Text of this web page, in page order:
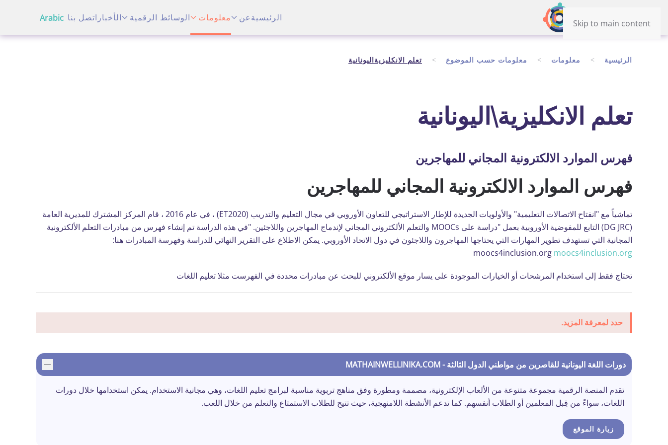
Skip to main content
الرئيسيةعن معلومات الوسائط الرقمية الأخبار اتصل بنا Arabic
الرئيسية معلومات معلومات حسب الموضوع تعلم الانكليزيةاليونانية
تعلم الانكليزية\اليونانية
فهرس الموارد الالكترونية المجاني للمهاجرين
فهرس الموارد الالكترونية المجاني للمهاجرين
تماشياً مع "انفتاح الاتصالات التعليمية" والأولويات الجديدة للإطار الاستراتيجي للتعاون الأوروبي في مجال التعليم والتدريب (ET2020) ، في عام 2016 ، قام المركز المشترك للمديرية العامة
(DG JRC) التابع للمفوضية الأوروبية بعمل "دراسة على MOOCs والتعلم الألكتروني المجاني لإندماج المهاجرين واللاجئين. "في هذه الدراسة تم إنشاء فهرس من مبادرات التعلم الألكترونية
المجانية التي تستهدف تطوير المهارات التي يحتاجها المهاجرون واللاجئون في دول الاتحاد الأوروبي. يمكن الاطلاع على التقرير النهائي للدراسة وفهرسة المبادرات هنا:
moocs4inclusion.org moocs4inclusion.org
تحتاج فقط إلى استخدام المرشحات أو الخيارات الموجودة على يسار موقع الألكتروني للبحث عن مبادرات محددة في الفهرست مثلا تعليم اللغات
حدد لمعرفة المزيد.
دورات اللغة اليونانية للقاصرين من مواطني الدول الثالثة - MATHAINWELLINIKA.COM
تقدم المنصة الرقمية مجموعة متنوعة من الألعاب الإلكترونية، مصممة ومطورة وفق مناهج تربوية مناسبة لبرامج تعليم اللغات، وهي مجانية الاستخدام. يمكن استخدامها خلال دورات
اللغات، سواءً من قِبل المعلمين أو الطلاب أنفسهم. كما تدعم الأنشطة اللامنهجية، حيث تتيح للطلاب الاستمتاع والتعلم من خلال اللعب.
زيارة الموقع